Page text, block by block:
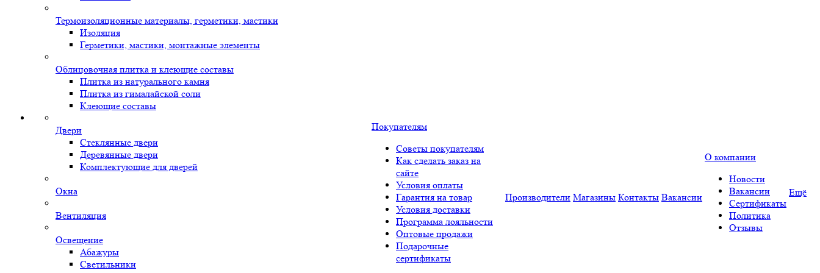
Термоизоляционные материалы, герметики, мастики
Изоляция
Герметики, мастики, монтажные элементы
Облицовочная плитка и клеющие составы
Плитка из натурального камня
Плитка из гималайской соли
Клеющие составы
Двери
Стеклянные двери
Деревянные двери
Комплектующие для дверей
Окна
Вентиляция
Освещение
Абажуры
Светильники
Покупателям
Советы покупателям
Как сделать заказ на
сайте
Условия оплаты
Гарантия на товар
Условия доставки
Программа лояльности
Оптовые продажи
Подарочные
сертификаты
Производители Магазины Контакты Вакансии
О компании
Новости
Вакансии
Сертификаты
Политика
Отзывы
Ещё